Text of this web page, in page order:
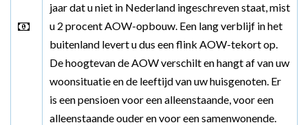
jaar dat u niet in Nederland ingeschreven staat, mist
u 2 procent AOW-opbouw. Een lang verblijf in het
buitenland levert u dus een flink AOW-tekort op.
De hoogtevan de AOW verschilt en hangt af van uw
woonsituatie en de leeftijd van uw huisgenoten. Er
is een pensioen voor een alleenstaande, voor een
alleenstaande ouder en voor een samenwonende.